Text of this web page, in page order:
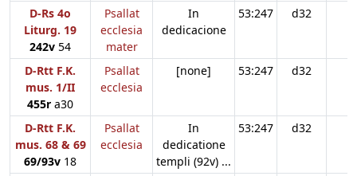
D-Rs 4o
Liturg. 19
242v 54
Psallat
ecclesia
mater
In
dedicacione
53:247 d32
D-Rtt F.K.
mus. 1/II
455r a30
Psallat
ecclesia
[none] 53:247 d32
D-Rtt F.K.
mus. 68 & 69
69/93v 18
Psallat
ecclesia
In
dedicatione
templi (92v) ...
53:247 d32